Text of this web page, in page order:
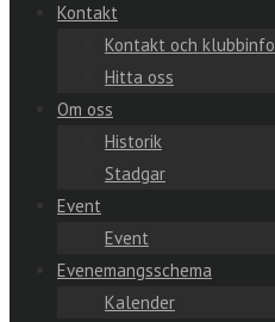
Kontakt
Kontakt och klubbinfo
Hitta oss
Om oss
Historik
Stadgar
Event
Event
Evenemangsschema
Kalender